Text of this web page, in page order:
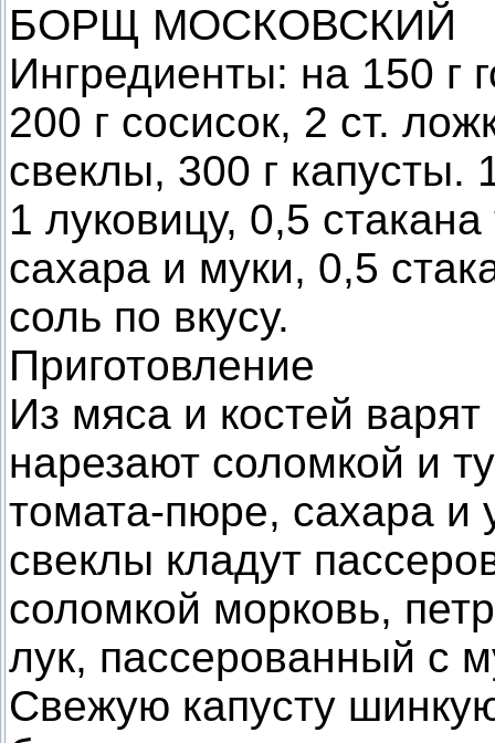
БОРЩ МОСКОВСКИЙ
Ингредиенты: на 150 г
200 г сосисок, 2 ст.
свеклы, 300 г капусты.
1 луковицу, 0,5
сахара и муки, 0,5
соль по вкусу.
Приготовление
Из мяса и костей
нарезают соломкой и
томата-пюре, сахара и
свеклы кладут
соломкой морковь,
лук, пассерованный с
Свежую капусту